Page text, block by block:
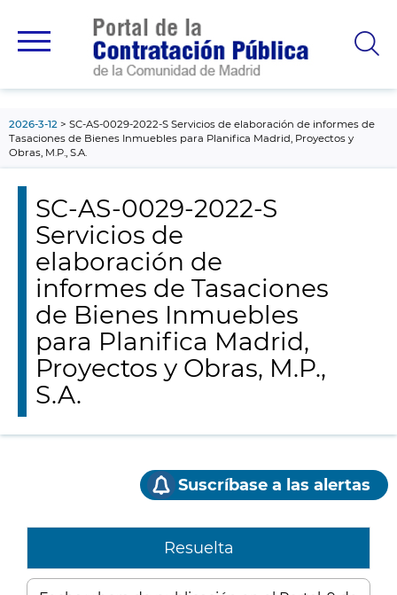
principal
2026-3-12
SC-AS-0029-2022-S Servicios de elaboración de informes de
Tasaciones de Bienes Inmuebles para Planifica Madrid, Proyectos y
Obras, M.P., S.A.
SC-AS-0029-2022-S
Servicios de
elaboración de
informes de Tasaciones
de Bienes Inmuebles
para Planifica Madrid,
Proyectos y Obras, M.P.,
S.A.
Suscríbase a las alertas
Resuelta